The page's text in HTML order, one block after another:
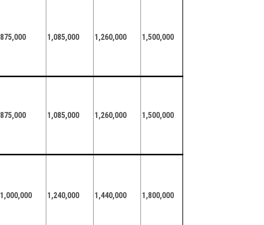
875,000 1,085,000 1,260,000 1,500,000
875,000 1,085,000 1,260,000 1,500,000
1,000,000 1,240,000 1,440,000 1,800,000